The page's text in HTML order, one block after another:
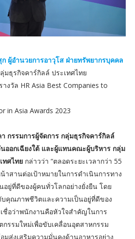
ผู้อำนวยการอาวุโส ฝ่ายทรัพยากรบุคคล
ลล์ ประเทศไทย
Asia Best Companies to
2023
กรรมการผู้จัดการ กลุ่มธุรกิจคาร์กิลล์
ออกเฉียงใต้ และผู้แทนคณะผู้บริหาร กลุ่ม
ทศไทย กล่าวว่า “ตลอดระยะเวลากว่า 55
สานต่อเป้าหมายในการดำเนินการทาง
อยู่ที่ดีของผู้คนทั่วโลกอย่างยั่งยืน โดย
บคุณภาพชีวิตและความเป็นอยู่ที่ดีของ
ชื่อว่าพนักงานคือหัวใจสำคัญในการ
รรมใหม่เพื่อขับเคลื่อนอุตสาหกรรม
มส่งเสริมความมั่นคงด้านอาหารอย่าง